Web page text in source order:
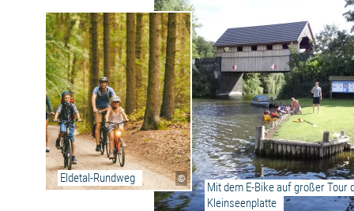
©
Eldetal-Rundweg
Mit dem E-Bike auf großer Tour
Kleinseenplatte